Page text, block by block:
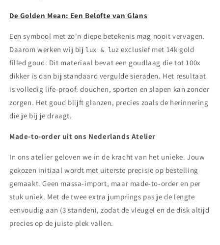
De Golden Mean: Een Belofte van Glans
Een symbool met zo'n diepe betekenis mag nooit vervagen.
Daarom werken wij bij lux & luz exclusief met 14k gold
filled goud. Dit materiaal bevat een goudlaag die tot 100x
dikker is dan bij standaard vergulde sieraden. Het resultaat
is volledig life-proof: douchen, sporten en slapen kan zonder
zorgen. Het goud blijft glanzen, precies zoals de herinnering
die je bij je draagt.
Made-to-order uit ons Nederlands Atelier
In ons atelier geloven we in de kracht van het unieke. Jouw
gekozen initiaal wordt met uiterste precisie op bestelling
gemaakt. Geen massa-import, maar made-to-order en per
stuk uniek. Met de twee extra jumprings pas je de lengte
eenvoudig aan (3 standen), zodat de vleugel en de disk altijd
precies op de juiste plek vallen.